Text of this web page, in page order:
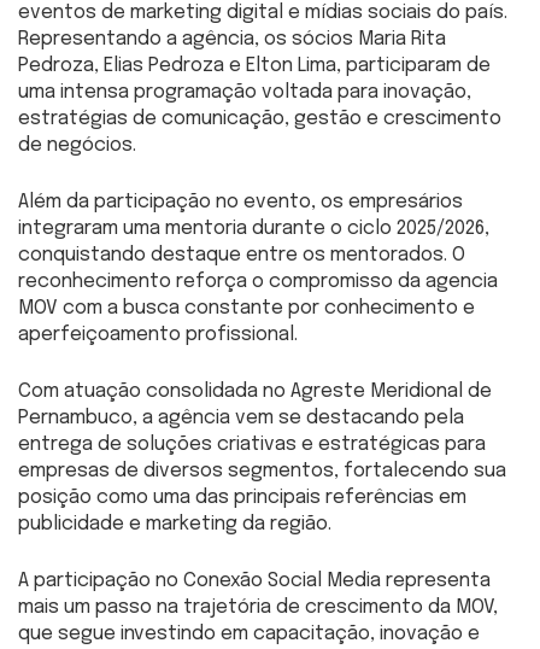
eventos de marketing digital e mídias sociais do país.
Representando a agência, os sócios Maria Rita
Pedroza, Elias Pedroza e Elton Lima, participaram de
uma intensa programação voltada para inovação,
estratégias de comunicação, gestão e crescimento
de negócios.
Além da participação no evento, os empresários
integraram uma mentoria durante o ciclo 2025/2026,
conquistando destaque entre os mentorados. O
reconhecimento reforça o compromisso da agencia
MOV com a busca constante por conhecimento e
aperfeiçoamento profissional.
Com atuação consolidada no Agreste Meridional de
Pernambuco, a agência vem se destacando pela
entrega de soluções criativas e estratégicas para
empresas de diversos segmentos, fortalecendo sua
posição como uma das principais referências em
publicidade e marketing da região.
A participação no Conexão Social Media representa
mais um passo na trajetória de crescimento da MOV,
que segue investindo em capacitação, inovação e